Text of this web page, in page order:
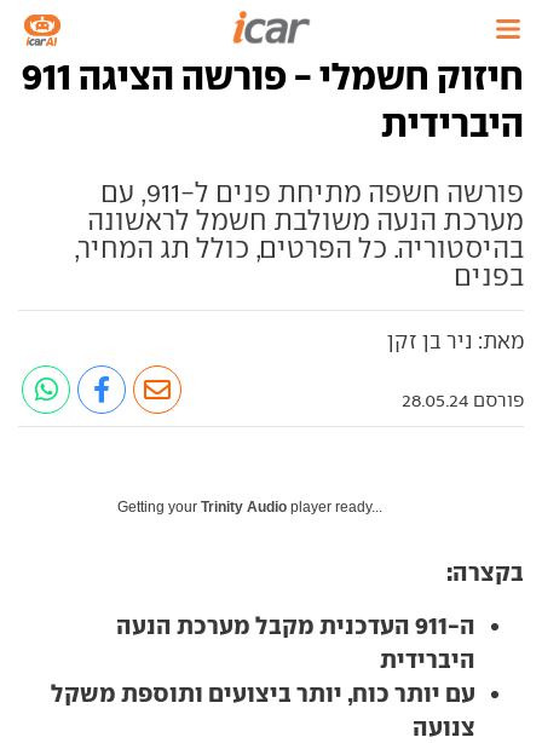
חיזוק חשמלי - פורשה הציגה 911
היברידית
פורשה חשפה מתיחת פנים ל-911, עם
מערכת הנעה משולבת חשמל לראשונה
בהיסטוריה. כל הפרטים, כולל תג המחיר,
בפנים
מאת: ניר בן זקן
פורסם 28.05.24
Getting your Trinity Audio player ready...
בקצרה:
ה-911 העדכנית מקבל מערכת הנעה
היברידית
עם יותר כוח, יותר ביצועים ותוספת משקל
צנועה